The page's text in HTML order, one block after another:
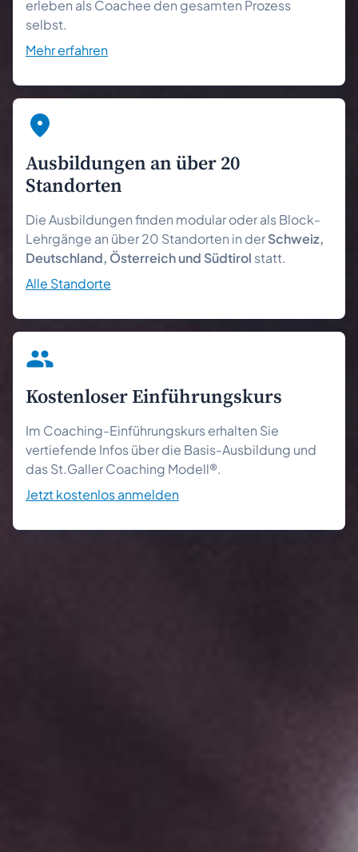
erleben als Coachee den gesamten Prozess
selbst.
Mehr erfahren
Ausbildungen an über 20
Standorten
Die Ausbildungen finden modular oder als Block-
Lehrgänge an über 20 Standorten in derSchweiz,
Deutschland, Österreich und Südtirol statt.
Alle Standorte
Kostenloser Einführungs­kurs
Im Coaching-Einführungskurs erhalten Sie
vertiefende Infos über die Basis-Ausbildung und
das St.Galler Coaching Modell®.
Jetzt kostenlos anmelden